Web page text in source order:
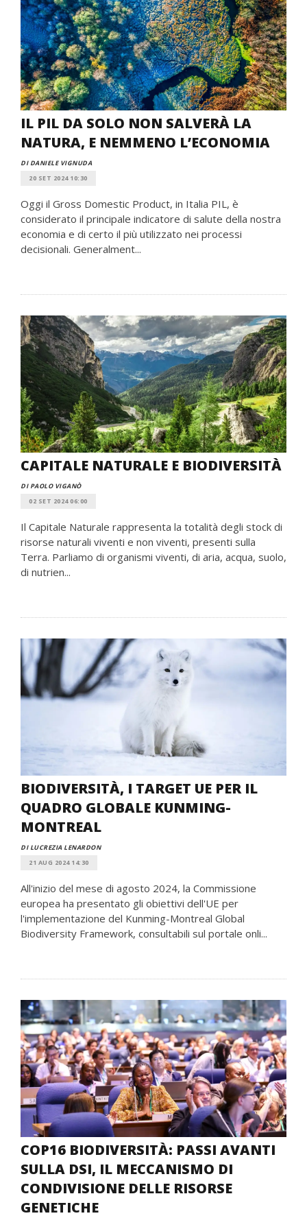
IL PIL DA SOLO NON SALVERÀ LA
NATURA, E NEMMENO L’ECONOMIA
DI DANIELE VIGNUDA
20 SET 2024 10:30
Oggi il Gross Domestic Product, in Italia PIL, è
considerato il principale indicatore di salute della nostra
economia e di certo il più utilizzato nei processi
decisionali. Generalment...
CAPITALE NATURALE E BIODIVERSITÀ
DI PAOLO VIGANÒ
02 SET 2024 06:00
Il Capitale Naturale rappresenta la totalità degli stock di
risorse naturali viventi e non viventi, presenti sulla
Terra. Parliamo di organismi viventi, di aria, acqua, suolo,
di nutrien...
BIODIVERSITÀ, I TARGET UE PER IL
QUADRO GLOBALE KUNMING-
MONTREAL
DI LUCREZIA LENARDON
21 AUG 2024 14:30
All'inizio del mese di agosto 2024, la Commissione
europea ha presentato gli obiettivi dell'UE per
l'implementazione del Kunming-Montreal Global
Biodiversity Framework, consultabili sul portale onli...
COP16 BIODIVERSITÀ: PASSI AVANTI
SULLA DSI, IL MECCANISMO DI
CONDIVISIONE DELLE RISORSE
GENETICHE